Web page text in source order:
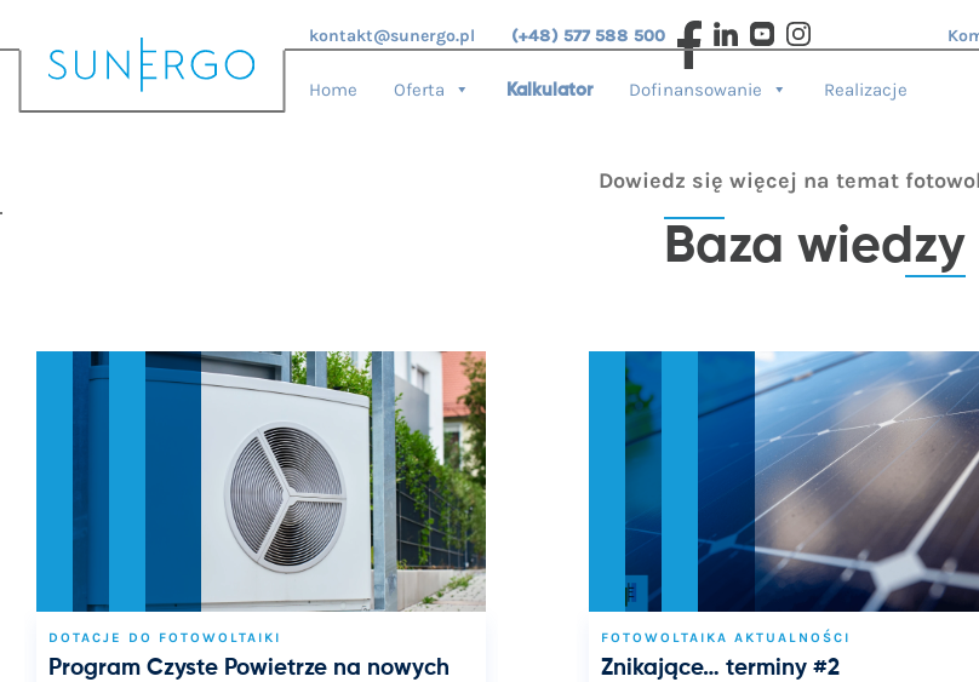
kontakt@sunergo.pl (+48) 577 588 500
Home Oferta Kalkulator Dofinansowanie Realizacje
Dowiedz się więcej na temat
Baza wiedzy
DOTACJE DO FOTOWOLTAIKI
Program Czyste Powietrze na nowych
FOTOWOLTAIKA AKTUALNOŚCI
Znikające… terminy #2